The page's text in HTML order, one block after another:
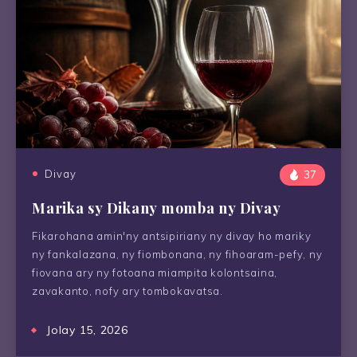
Divay 37
Marika sy Dikany momba ny Divay
Fikarohana amin'ny antsipiriany ny divay ho mariky
ny fankalazana, ny fiombonana, ny fihoaram-pefy, ny
fiovana ary ny fotoana miampita kolontsaina,
zavakanto, nofy ary tombokavatsa.
Jolay 15, 2026